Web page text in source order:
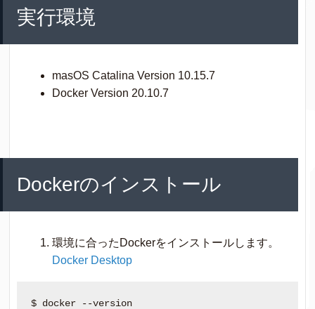
実行環境
masOS Catalina Version 10.15.7
Docker Version 20.10.7
Dockerのインストール
環境に合ったDockerをインストールします。
Docker Desktop
$ docker --version